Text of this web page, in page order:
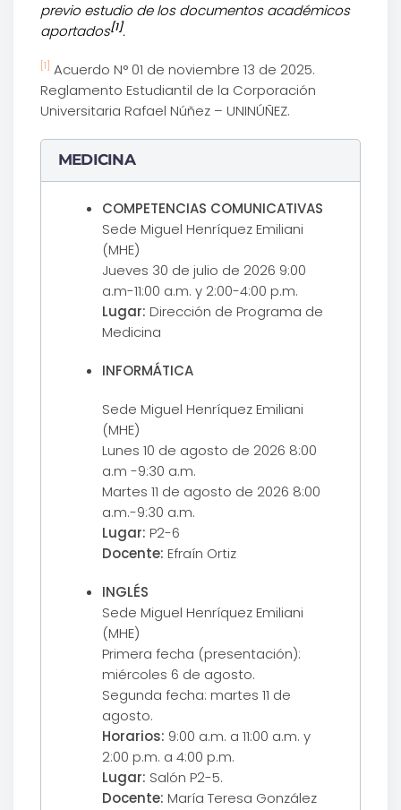
previo estudio de los documentos académicos
aportados[1].
[1] Acuerdo N° 01 de noviembre 13 de 2025.
Reglamento Estudiantil de la Corporación
Universitaria Rafael Núñez – UNINÚÑEZ.
MEDICINA
COMPETENCIAS COMUNICATIVAS
Sede Miguel Henríquez Emiliani
(MHE)
Jueves 30 de julio de 2026 9:00
a.m-11:00 a.m. y 2:00-4:00 p.m.
Lugar: Dirección de Programa de
Medicina
INFORMÁTICA
Sede Miguel Henríquez Emiliani
(MHE)
Lunes 10 de agosto de 2026 8:00
a.m -9:30 a.m.
Martes 11 de agosto de 2026 8:00
a.m.-9:30 a.m.
Lugar: P2-6
Docente: Efraín Ortiz
INGLÉS
Sede Miguel Henríquez Emiliani
(MHE)
Primera fecha (presentación):
miércoles 6 de agosto.
Segunda fecha: martes 11 de
agosto.
Horarios: 9:00 a.m. a 11:00 a.m. y
2:00 p.m. a 4:00 p.m.
Lugar: Salón P2-5.
Docente: María Teresa González